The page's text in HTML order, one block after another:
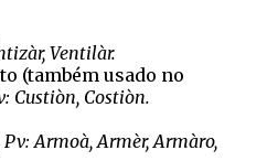
Ventilàr.
(também usado no
Custiòn, Costiòn.
Pv: Armoà, Armèr, Armàro,